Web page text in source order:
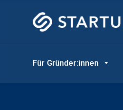
Für Gründer:innen